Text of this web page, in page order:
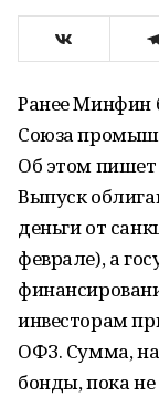
Ранее Минфин
Союза
Об этом пишет
Выпуск
деньги от
феврале), а
инвесторам
ОФЗ. Сумма,
бонды, пока